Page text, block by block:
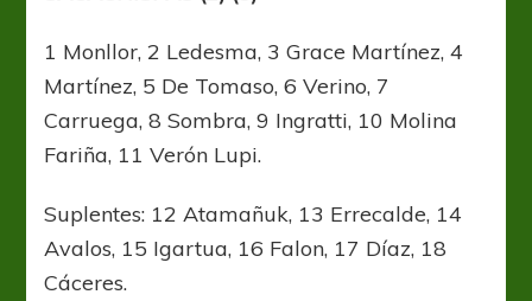
1 Monllor, 2 Ledesma, 3 Grace Martínez, 4
Martínez, 5 De Tomaso, 6 Verino, 7
Carruega, 8 Sombra, 9 Ingratti, 10 Molina
Fariña, 11 Verón Lupi.
Suplentes: 12 Atamañuk, 13 Errecalde, 14
Avalos, 15 Igartua, 16 Falon, 17 Díaz, 18
Cáceres.